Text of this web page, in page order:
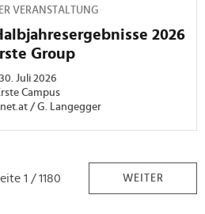
VERANSTALTUNG
2026
Group
30. Juli 2026
Campus
/ G. Langegger
1 / 1180 WEITER